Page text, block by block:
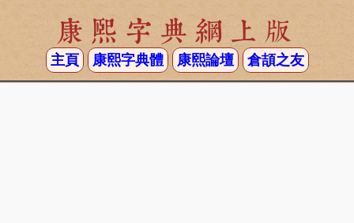
康熙字典網上版
主頁 康熙字典體 康熙論壇 倉頡之友